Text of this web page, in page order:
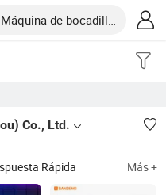
Co., Ltd.
Rápida Más +